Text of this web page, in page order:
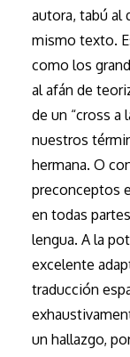
autora, tabú al
mismo texto.
como los
al afán de
de un “cross a
nuestros
hermana. O
preconceptos
en todas
lengua. A la
excelente
traducción
un hallazgo,